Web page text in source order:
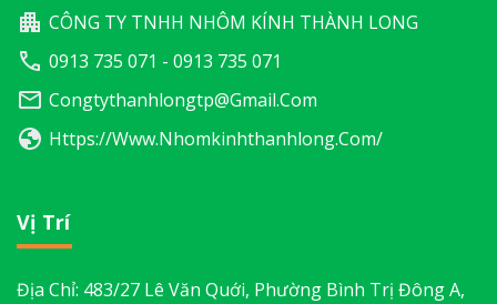
CÔNG TY TNHH NHÔM KÍNH THÀNH LONG
0913 735 071 - 0913 735 071
Congtythanhlongtp@gmail.com
Https://www.nhomkinhthanhlong.com/
Vị Trí
Địa Chỉ: 483/27 Lê Văn Quới, Phường Bình Trị Đông A,